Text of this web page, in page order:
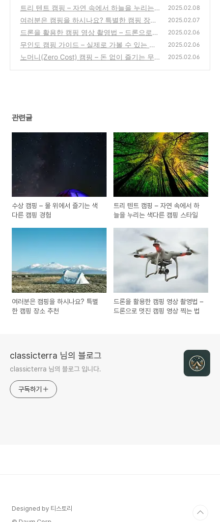
험
(0)
트리 텐트 캠핑 – 자연 속에서 하늘을 누리는
색다른 캠핑 스타일
(0)
2025.02.08
여러분은 캠핑을 하시나요? 특별한 캠핑 장소
추천
(1)
2025.02.07
드론을 활용한 캠핑 영상 촬영법 – 드론으로
멋진 캠핑 영상 찍는 법
(0)
2025.02.06
무인도 캠핑 가이드 – 실제로 가볼 수 있는 무
인도 캠핑 장소와 생존 꿀팁
(0)
2025.02.06
노머니(Zero Cost) 캠핑 – 돈 없이 즐기는 무
2025.02.06
관련글
수상 캠핑 – 물 위에서 즐기는 색
다른 캠핑 경험
트리 텐트 캠핑 – 자연 속에서 하
늘을 누리는 색다른 캠핑 스타일
여러분은 캠핑을 하시나요? 특별
한 캠핑 장소 추천
드론을 활용한 캠핑 영상 촬영법 –
드론으로 멋진 캠핑 영상 찍는 법
classicterra 님의 블로그
classicterra 님의 블로그 입니다.
구독하기
Designed by 티스토리